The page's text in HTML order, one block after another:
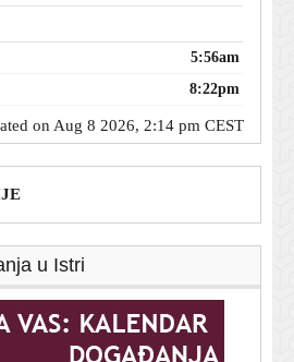
5:56am
8:22pm
on Aug 8 2026, 2:14 pm CEST
u Istri